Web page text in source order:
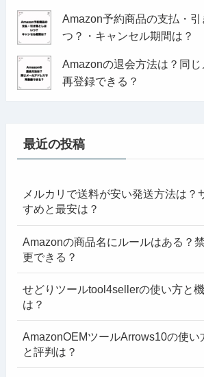
Amazon予約商品の支払・
つ？・キャンセル期間は？
Amazonの退会方法は？同
再登録できる？
最近の投稿
メルカリで送料が安い発送方法は？
すめと最安は？
Amazonの商品名にルールはある？
更できる？
せどりツールtool4sellerの使い方と
は？
AmazonOEMツールArrows10の使い
と評判は？